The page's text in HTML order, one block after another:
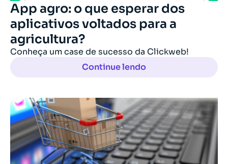
App agro: o que esperar dos
aplicativos voltados para a
agricultura?
Conheça um case de sucesso da Clickweb!
Continue lendo